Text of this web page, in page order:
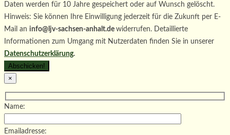
Daten werden für 10 Jahre gespeichert oder auf Wunsch gelöscht.
Hinweis: Sie können Ihre Einwilligung jederzeit für die Zukunft per E-
Mail an info@ljv-sachsen-anhalt.de widerrufen. Detaillierte
Informationen zum Umgang mit Nutzerdaten finden Sie in unserer
Datenschutzerklärung.
×
Name:
Emailadresse: